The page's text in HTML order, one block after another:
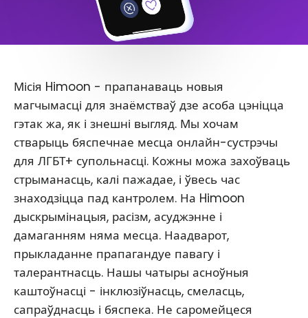
Місія Himoon - прапанаваць новыя
магчымасці для знаёмстваў дзе асоба цэніцца
гэтак жа, як і знешні выгляд. Мы хочам
стварыць бяспечнае месца онлайн-сустрэчы
для ЛГБТ+ супольнасці. Кожны можа захоўваць
стрыманасць, калі пажадае, і ўвесь час
знаходзіцца пад кантролем. На Himoon
дыскрымінацыя, расізм, асуджэнне і
дамаганням няма месца. Наадварот,
прыкладанне прапагандуе павагу і
талерантнасць. Нашы чатыры асноўныя
каштоўнасці - інклюзіўнасць, смеласць,
сапраўднасць і бяспека. Не саромейцеся